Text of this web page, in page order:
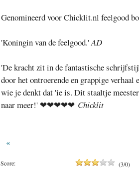
Genomineerd voor Chicklit.nl feelgood
'Koningin van de feelgood.'AD
'De kracht zit in de fantastische
door het ontroerende en grappige
wie je denkt dat 'ie is. Dit staaltje
naar meer!' ❤❤❤❤❤ Chicklit
«
Score: (3/0)